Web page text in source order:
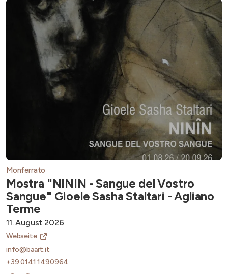
Monferrato
Mostra "NININ - Sangue del Vostro
Sangue" Gioele Sasha Staltari - Agliano
Terme
11. August 2026
Webseite
info@baart.it
+39 0141 1490964